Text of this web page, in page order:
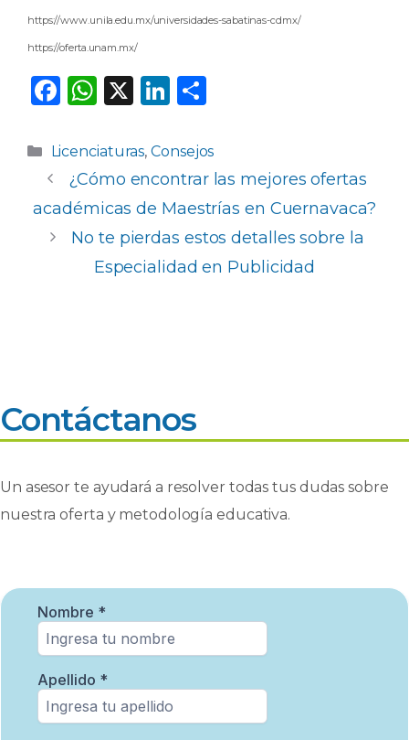
https://www.unila.edu.mx/universidades-sabatinas-cdmx/
https://oferta.unam.mx/
F
c
e
b
o
W
a
ts
A
p
p
X
Li
k
e
dI
n
m
p
ar
ti
r
Categorías
Licenciaturas,Consejos
¿Cómo encontrar las mejores ofertas
académicas de Maestrías en Cuernavaca?
No te pierdas estos detalles sobre la
Especialidad en Publicidad
Contáctanos
Un asesor te ayudará a resolver todas tus dudas sobre
nuestra oferta y metodología educativa.